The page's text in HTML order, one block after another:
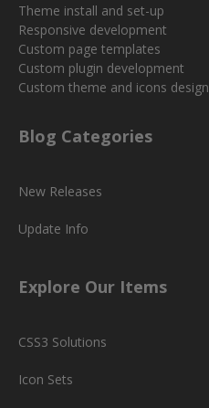
Theme install and set-up
Responsive development
Custom page templates
Custom plugin development
Custom theme and icons design
Blog Categories
New Releases
Update Info
Explore Our Items
CSS3 Solutions
Icon Sets